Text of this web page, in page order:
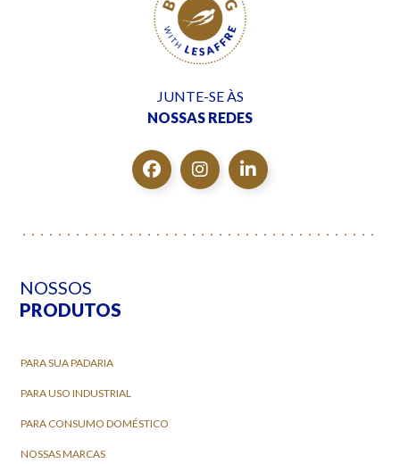
JUNTE-SE ÀS
NOSSAS REDES
NOSSOS
PRODUTOS
PARA SUA PADARIA
PARA USO INDUSTRIAL
PARA CONSUMO DOMÉSTICO
NOSSAS MARCAS